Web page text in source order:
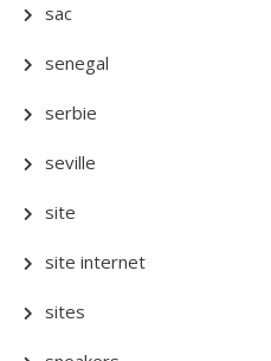
sac
senegal
serbie
seville
site
site internet
sites